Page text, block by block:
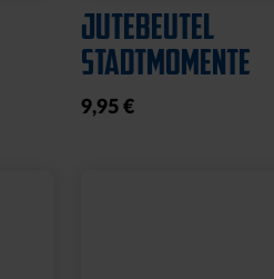
JUTEBEUTEL
STADTMOMENTE
9,95 €